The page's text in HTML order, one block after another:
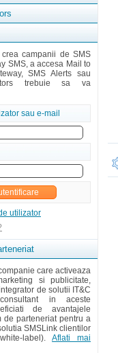
campanii de SMS
SMS, a accesa Mail to
SMS Alerts sau
trebuie sa va
sau e-mail
utilizator
care activeaza
si publicitate,
de solutii IT&C
in aceste
de avantajele
de parteneriat pentru a
SMSLink clientilor
label). Aflati mai